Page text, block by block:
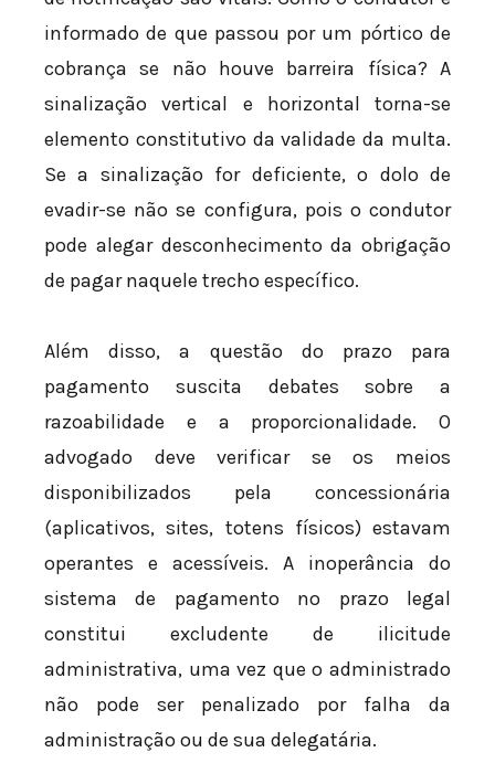
informado de que passou por um pórtico de
cobrança se não houve barreira física? A
sinalização vertical e horizontal torna-se
elemento constitutivo da validade da multa.
Se a sinalização for deficiente, o dolo de
evadir-se não se configura, pois o condutor
pode alegar desconhecimento da obrigação
de pagar naquele trecho específico.
Além disso, a questão do prazo para
pagamento suscita debates sobre a
razoabilidade e a proporcionalidade. O
advogado deve verificar se os meios
disponibilizados pela concessionária
(aplicativos, sites, totens físicos) estavam
operantes e acessíveis. A inoperância do
sistema de pagamento no prazo legal
constitui excludente de ilicitude
administrativa, uma vez que o administrado
não pode ser penalizado por falha da
administração ou de sua delegatária.